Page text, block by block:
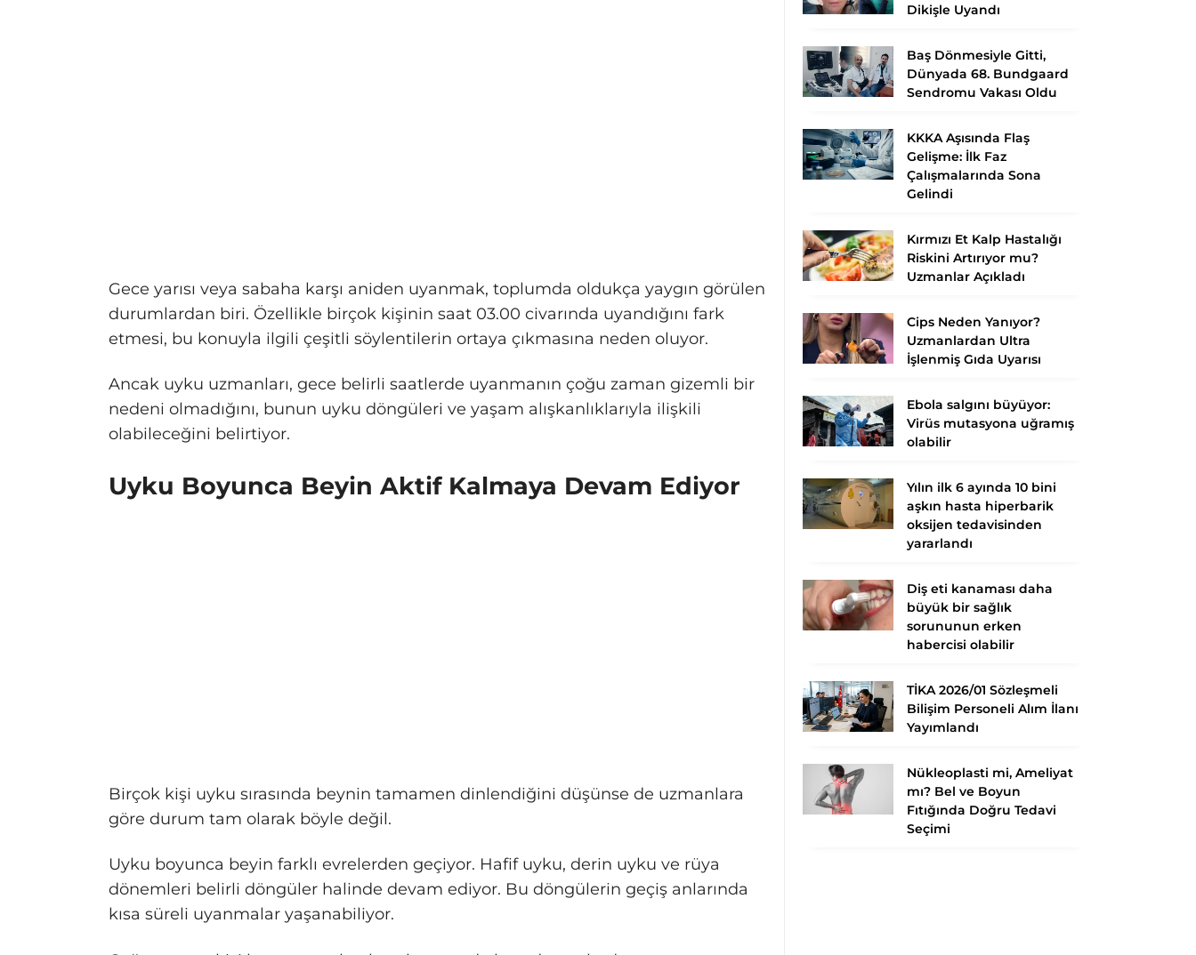
Gece yarısı veya sabaha karşı aniden uyanmak, toplumda oldukça yaygın görülen
durumlardan biri. Özellikle birçok kişinin saat 03.00 civarında uyandığını fark
etmesi, bu konuyla ilgili çeşitli söylentilerin ortaya çıkmasına neden oluyor.
Ancak uyku uzmanları, gece belirli saatlerde uyanmanın çoğu zaman gizemli bir
nedeni olmadığını, bunun uyku döngüleri ve yaşam alışkanlıklarıyla ilişkili
olabileceğini belirtiyor.
Uyku Boyunca Beyin Aktif Kalmaya Devam Ediyor
Birçok kişi uyku sırasında beynin tamamen dinlendiğini düşünse de uzmanlara
göre durum tam olarak böyle değil.
Uyku boyunca beyin farklı evrelerden geçiyor. Hafif uyku, derin uyku ve rüya
dönemleri belirli döngüler halinde devam ediyor. Bu döngülerin geçiş anlarında
kısa süreli uyanmalar yaşanabiliyor.
Dikişle Uyandı
Baş Dönmesiyle Gitti,
Dünyada 68. Bundgaard
Sendromu Vakası Oldu
KKKA Aşısında Flaş
Gelişme: İlk Faz
Çalışmalarında Sona
Gelindi
Kırmızı Et Kalp Hastalığı
Riskini Artırıyor mu?
Uzmanlar Açıkladı
Cips Neden Yanıyor?
Uzmanlardan Ultra
İşlenmiş Gıda Uyarısı
Ebola salgını büyüyor:
Virüs mutasyona uğramış
olabilir
Yılın ilk 6 ayında 10 bini
aşkın hasta hiperbarik
oksijen tedavisinden
yararlandı
Diş eti kanaması daha
büyük bir sağlık
sorununun erken
habercisi olabilir
TİKA 2026/01 Sözleşmeli
Bilişim Personeli Alım İlanı
Yayımlandı
Nükleoplasti mi, Ameliyat
mı? Bel ve Boyun
Fıtığında Doğru Tedavi
Seçimi